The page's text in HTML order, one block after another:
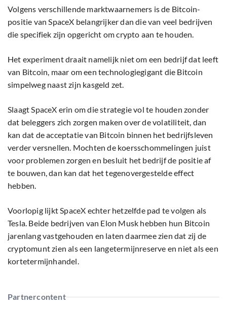
Volgens verschillende marktwaarnemers is de Bitcoin-
positie van SpaceX belangrijker dan die van veel bedrijven
die specifiek zijn opgericht om crypto aan te houden.
Het experiment draait namelijk niet om een bedrijf dat leeft
van Bitcoin, maar om een technologiegigant die Bitcoin
simpelweg naast zijn kasgeld zet.
Slaagt SpaceX erin om die strategie vol te houden zonder
dat beleggers zich zorgen maken over de volatiliteit, dan
kan dat de acceptatie van Bitcoin binnen het bedrijfsleven
verder versnellen. Mochten de koersschommelingen juist
voor problemen zorgen en besluit het bedrijf de positie af
te bouwen, dan kan dat het tegenovergestelde effect
hebben.
Voorlopig lijkt SpaceX echter hetzelfde pad te volgen als
Tesla. Beide bedrijven van Elon Musk hebben hun Bitcoin
jarenlang vastgehouden en laten daarmee zien dat zij de
cryptomunt zien als een langetermijnreserve en niet als een
kortetermijnhandel.
Partnercontent